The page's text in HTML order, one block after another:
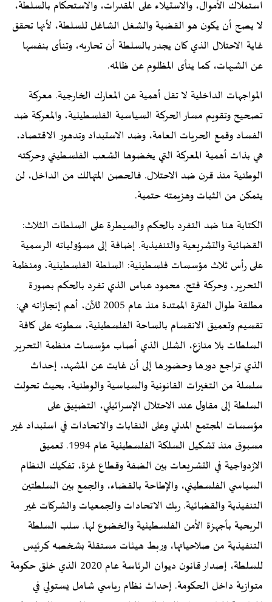
استملاك الأموال، والاستيلاء على المقدرات، والاستحكام بالسلطة،
لا يصح أن يكون هو القضية والشغل الشاغل للسلطة، لأنها تحقق
غاية الاحتلال الذي كان يجدر بالسلطة أن تحاربه، وتنأى بنفسها
عن الشبهات، كما ينأى المظلوم عن ظالمه.
المواجهات الداخلية لا تقل أهمية عن المعارك الخارجية. معركة
تصحيح وتقويم مسار الحركة السياسية الفلسطينية، والمعركة ضد
الفساد وقمع الحريات العامة، وضد الاستبداد وتدهور الاقتصاد،
هي بذات أهمية المعركة التي يخضوها الشعب الفلسطيني وحركته
الوطنية منذ قرن ضد الاحتلال. فالحصن المتهالك من الداخل، لن
يتمكن من الثبات وهزيمته حتمية.
الكتابة هنا ضد التفرد بالحكم والسيطرة على السلطات الثلاث:
القضائية والتشريعية والتنفيذية. إضافة إلى مسؤولياته الرسمية
على رأس ثلاث مؤسسات فلسطينية: السلطة الفلسطينية، ومنظمة
التحرير، وحركة فتح. محمود عباس الذي تفرد بالحكم بصورة
مطلقة طوال الفترة الممتدة منذ عام 2005 للآن، أهم إنجازاته هي:
تقسيم وتعميق الانقسام بالساحة الفلسطينية، سطوته على كافة
السلطات بلا منازع، الشلل الذي أصاب مؤسسات منظمة التحرير
الذي تراجع دورها وحضورها إلى أن غابت عن المشهد، إحداث
سلسلة من التغيرات القانونية والسياسية والوطنية، بحيث تحولت
السلطة إلى مقاول عند الاحتلال الإسرائيلي، التضييق على
مؤسسات المجتمع المدني وعلى النقابات والاتحادات في استبداد غير
مسبوق منذ تشكيل السلكة الفلسطينية عام 1994. تعميق
الازدواجية في التشريعات بين الضفة وقطاع غزة، تفكيك النظام
السياسي الفلسطيني، والإطاحة بالقضاء، والجمع بين السلطتين
التنفيذية والقضائية. ربك الاتحادات والجمعيات والشركات غير
الربحية بأجهزة الأمن الفلسطينية والخضوع لها. سلب السلطة
التنفيذية من صلاحياتها، وربط هيئات مستقلة بشخصه كرئيس
للسلطة، إصدار قانون ديوان الرئاسة عام 2020 الذي خلق حكومة
متوازية داخل الحكومة. إحداث نظام رياسي شامل يستولي في